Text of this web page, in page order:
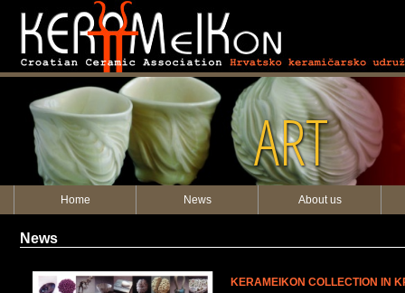
ART
Home News About us
News
KERAMEIKON COLLECTION IN